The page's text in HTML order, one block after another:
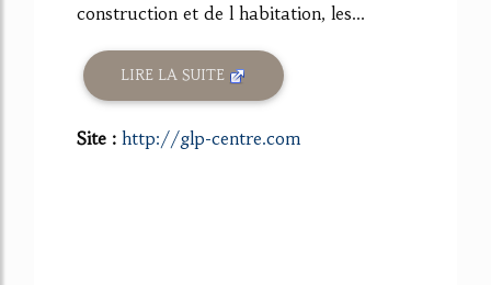
construction et de l habitation, les...
LIRE LA SUITE
Site : http://glp-centre.com